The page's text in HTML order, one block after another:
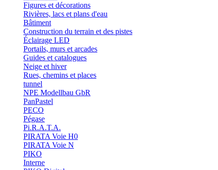
Figures et décorations
Rivières, lacs et plans d'eau
Bâtiment
Construction du terrain et des pistes
Éclairage LED
Portails, murs et arcades
Guides et catalogues
Neige et hiver
Rues, chemins et places
tunnel
NPE Modellbau GbR
PanPastel
PECO
Pégase
Pi.R.A.T.A.
PIRATA Voie H0
PIRATA Voie N
PIKO
Interne